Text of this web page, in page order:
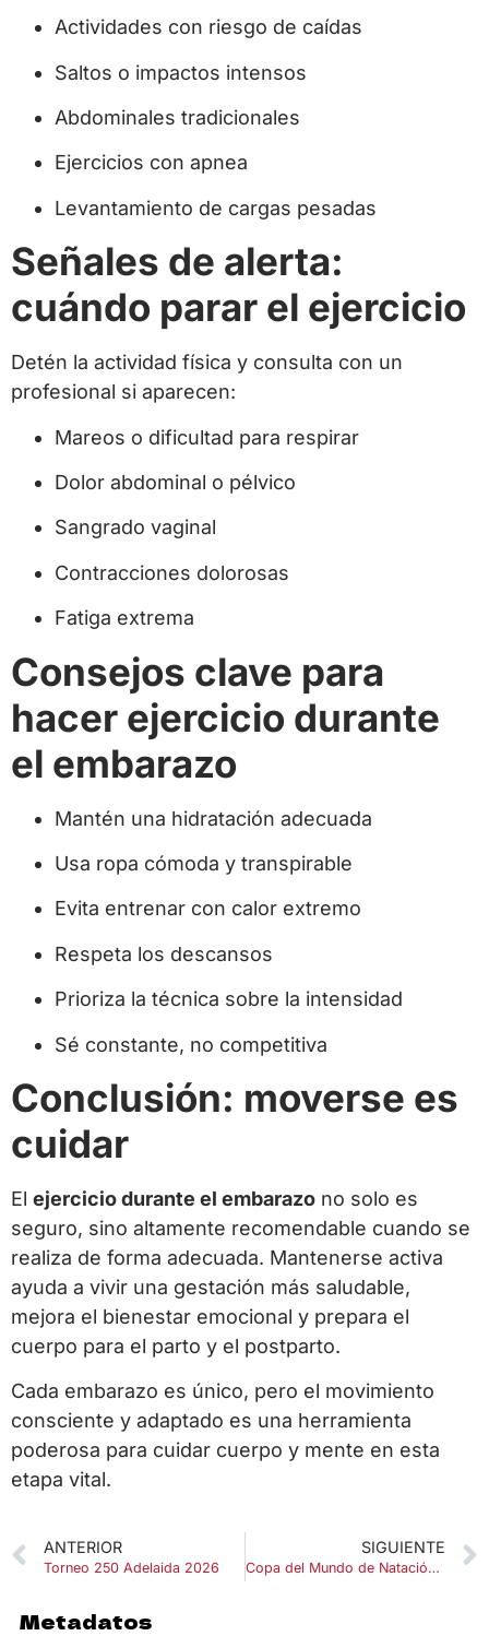
Actividades con riesgo de caídas
Saltos o impactos intensos
Abdominales tradicionales
Ejercicios con apnea
Levantamiento de cargas pesadas
Señales de alerta:
cuándo parar el ejercicio
Detén la actividad física y consulta con un
profesional si aparecen:
Mareos o dificultad para respirar
Dolor abdominal o pélvico
Sangrado vaginal
Contracciones dolorosas
Fatiga extrema
Consejos clave para
hacer ejercicio durante
el embarazo
Mantén una hidratación adecuada
Usa ropa cómoda y transpirable
Evita entrenar con calor extremo
Respeta los descansos
Prioriza la técnica sobre la intensidad
Sé constante, no competitiva
Conclusión: moverse es
cuidar
El ejercicio durante el embarazo no solo es
seguro, sino altamente recomendable cuando se
realiza de forma adecuada. Mantenerse activa
ayuda a vivir una gestación más saludable,
mejora el bienestar emocional y prepara el
cuerpo para el parto y el postparto.
Cada embarazo es único, pero el movimiento
consciente y adaptado es una herramienta
poderosa para cuidar cuerpo y mente en esta
etapa vital.
ANTERIOR
Torneo 250 Adelaida 2026
SIGUIENTE
Copa del Mundo de Natación 2026: calendario, sedes y estrellas
Metadatos